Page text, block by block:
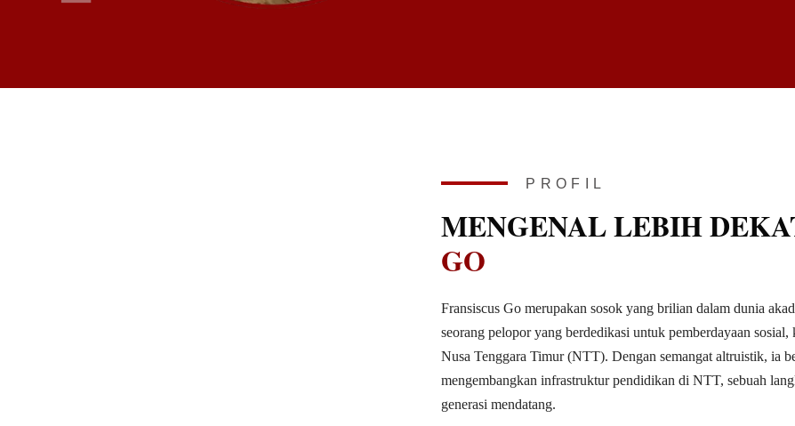
PROFIL
MENGENAL LEBIH
GO
Fransiscus Go merupakan sosok yang brilian dalam dunia
seorang pelopor yang berdedikasi untuk pemberdayaan
Nusa Tenggara Timur (NTT). Dengan semangat altruistik, ia
mengembangkan infrastruktur pendidikan di NTT, sebuah
generasi mendatang.